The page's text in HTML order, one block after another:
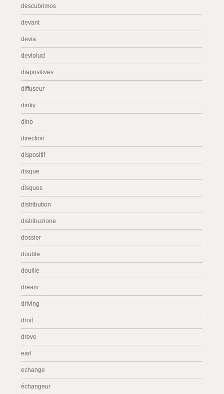
descubrimos
devant
devia
devioluci
diapositives
diffuseur
dinky
dino
direction
dispositif
disque
disques
distribution
distribuzione
dossier
double
douille
dream
driving
droit
drove
earl
echange
échangeur